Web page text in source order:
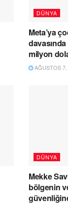
DÜNYA
Meta’ya
milyon
AĞUSTOS 7,
DÜNYA
Mekke
bölgenin